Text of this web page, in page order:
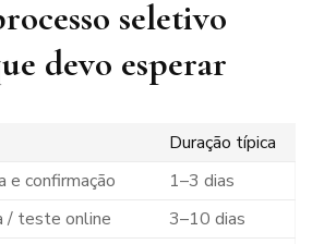
seletivo
devo esperar
Duração típica
e confirmação
1–3 dias
/ teste online
3–10 dias